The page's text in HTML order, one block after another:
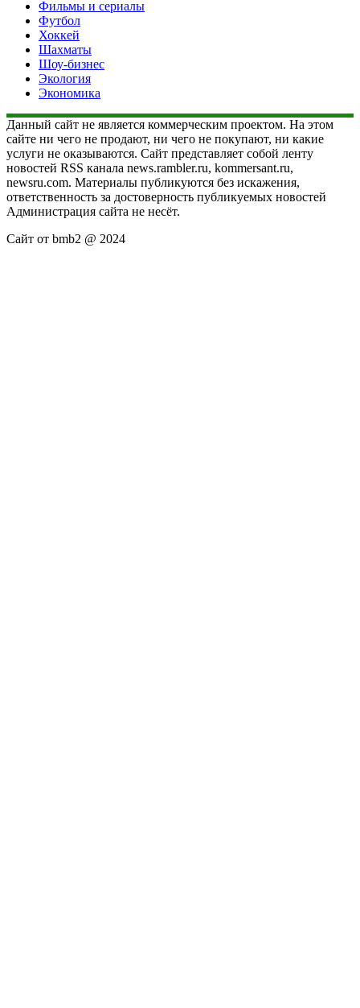
Фильмы и сериалы
Футбол
Хоккей
Шахматы
Шоу-бизнес
Экология
Экономика
Данный сайт не является коммерческим проектом. На этом
сайте ни чего не продают, ни чего не покупают, ни какие
услуги не оказываются. Сайт представляет собой ленту
новостей RSS канала news.rambler.ru, kommersant.ru,
newsru.com. Материалы публикуются без искажения,
ответственность за достоверность публикуемых новостей
Администрация сайта не несёт.
Сайт от bmb2 @ 2024